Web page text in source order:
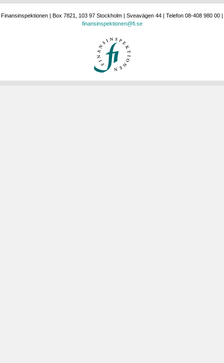
Finansinspektionen | Box 7821, 103 97 Stockholm | Sveavägen 44 | Telefon 08-408 980 00 |
finansinspektionen@fi.se